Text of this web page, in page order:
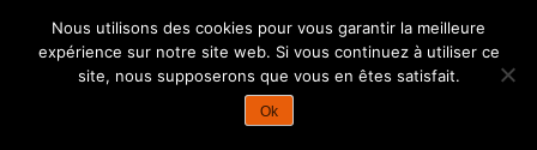
Nous utilisons des cookies pour vous garantir la meilleure
expérience sur notre site web. Si vous continuez à utiliser ce
site, nous supposerons que vous en êtes satisfait.
Ok